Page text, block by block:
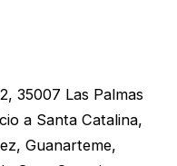
35007 Las Palmas
a Santa Catalina,
Guanarteme,